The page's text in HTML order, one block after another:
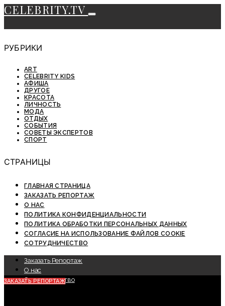
CELEBRITY.TV
РУБРИКИ
ART
CELEBRITY KIDS
АФИША
ДРУГОЕ
КРАСОТА
ЛИЧНОСТЬ
МОДА
ОТДЫХ
СОБЫТИЯ
СОВЕТЫ ЭКСПЕРТОВ
СПОРТ
СТРАНИЦЫ
ГЛАВНАЯ СТРАНИЦА
ЗАКАЗАТЬ РЕПОРТАЖ
О НАС
ПОЛИТИКА КОНФИДЕНЦИАЛЬНОСТИ
ПОЛИТИКА ОБРАБОТКИ ПЕРСОНАЛЬНЫХ ДАННЫХ
СОГЛАСИЕ НА ИСПОЛЬЗОВАНИЕ ФАЙЛОВ COOKIE
СОТРУДНИЧЕСТВО
Заказать Репортаж
О нас
Сотрудничество
ЗАКАЗАТЬ РЕПОРТАЖ